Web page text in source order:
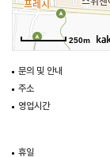
250m
문의 및 안내
주소
영업시간
휴일